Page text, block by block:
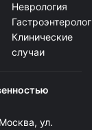
Неврология
Клинические
случаи
ул.